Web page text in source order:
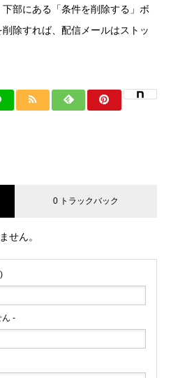
部にある「条件を削除する」ボ
除すれば、配信メールはストッ
0 トラックバック
せん。
ん -